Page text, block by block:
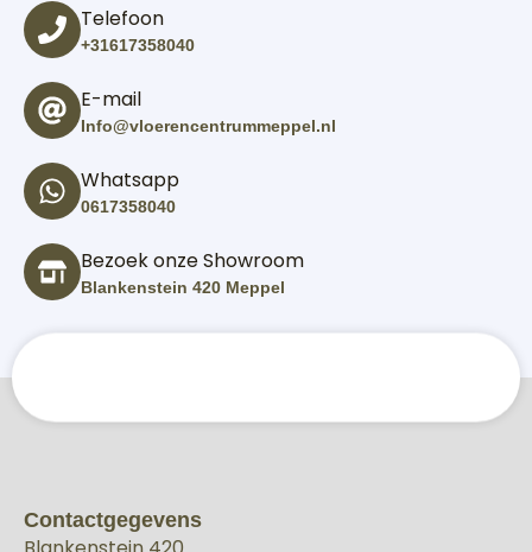
Telefoon
+31617358040
E-mail
Info@vloerencentrummeppel.nl
Whatsapp
0617358040
Bezoek onze Showroom
Blankenstein 420 Meppel
Contactgegevens